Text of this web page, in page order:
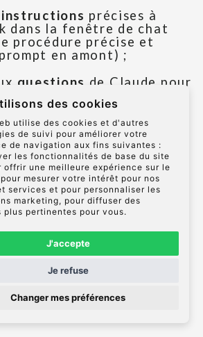
des cookies
utilise des cookies et d'autres
de suivi pour améliorer votre
de navigation aux fins suivantes :
les fonctionnalités de base du site
offrir une meilleure expérience sur le
pour mesurer votre intérêt pour nos
services et pour personnaliser les
marketing, pour diffuser des
plus pertinentes pour vous.
J'accepte
Je refuse
Changer mes préférences
instructions précises à
dans la fenêtre de chat
procédure précise et
en amont) ;
questions de Claude pour
;
d’action proposé par
de la tâche par
de la tâche par
barre latérale ;
sélectionné (lorsque
sa tâche) ;
prompt pour optimiser